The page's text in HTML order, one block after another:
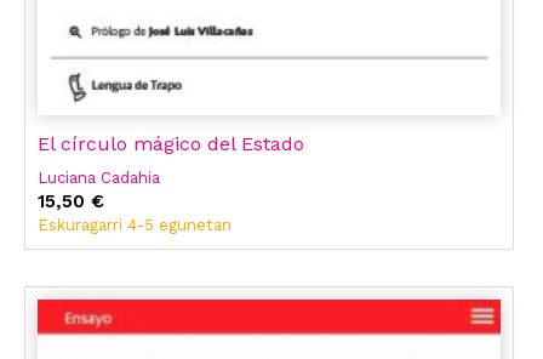
El círculo mágico del Estado
Luciana Cadahia
15,50 €
Eskuragarri 4-5 egunetan